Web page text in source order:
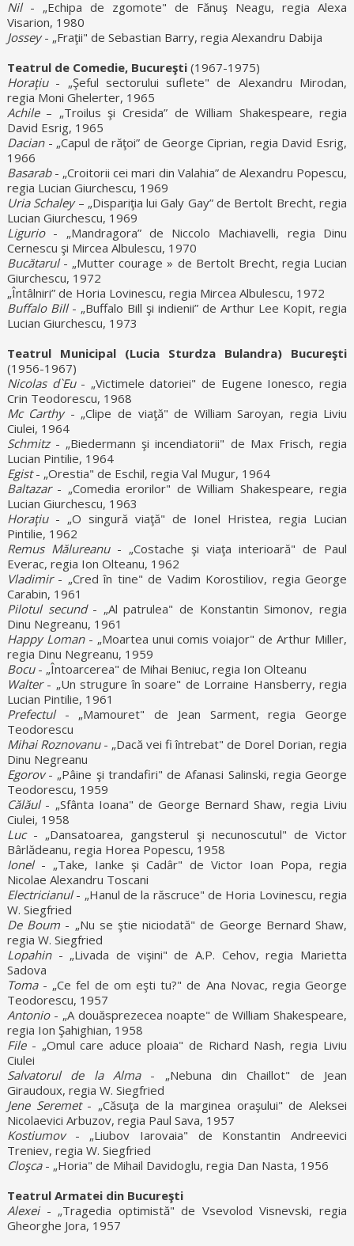
Nil- „Echipa de zgomote" de Fănuş Neagu, regia Alexa
Visarion, 1980
Jossey- „Fraţii" de Sebastian Barry, regia Alexandru Dabija
Teatrul de Comedie, Bucureşti(1967-1975)
Horaţiu- „Şeful sectorului suflete" de Alexandru Mirodan,
regia Moni Ghelerter, 1965
Achile– „Troilus şi Cresida” de William Shakespeare, regia
David Esrig, 1965
Dacian- „Capul de răţoi” de George Ciprian, regia David Esrig,
1966
Basarab- „Croitorii cei mari din Valahia” de Alexandru Popescu,
regia Lucian Giurchescu, 1969
Uria Schaley– „Dispariţia lui Galy Gay” de Bertolt Brecht, regia
Lucian Giurchescu, 1969
Ligurio- „Mandragora” de Niccolo Machiavelli, regia Dinu
Cernescu şi Mircea Albulescu, 1970
Bucătarul- „Mutter courage » de Bertolt Brecht, regia Lucian
Giurchescu, 1972
„Întâlniri” de Horia Lovinescu, regia Mircea Albulescu, 1972
Buffalo Bill- „Buffalo Bill şi indienii” de Arthur Lee Kopit, regia
Lucian Giurchescu, 1973
Teatrul Municipal (Lucia Sturdza Bulandra) Bucureşti
(1956-1967)
Nicolas d`Eu- „Victimele datoriei" de Eugene Ionesco, regia
Crin Teodorescu, 1968
Mc Carthy- „Clipe de viaţă" de William Saroyan, regia Liviu
Ciulei, 1964
Schmitz- „Biedermann şi incendiatorii" de Max Frisch, regia
Lucian Pintilie, 1964
Egist- „Orestia" de Eschil, regia Val Mugur, 1964
Baltazar- „Comedia erorilor" de William Shakespeare, regia
Lucian Giurchescu, 1963
Horaţiu- „O singură viaţă" de Ionel Hristea, regia Lucian
Pintilie, 1962
Remus Mălureanu- „Costache şi viaţa interioară" de Paul
Everac, regia Ion Olteanu, 1962
Vladimir- „Cred în tine" de Vadim Korostiliov, regia George
Carabin, 1961
Pilotul secund- „Al patrulea" de Konstantin Simonov, regia
Dinu Negreanu, 1961
Happy Loman- „Moartea unui comis voiajor" de Arthur Miller,
regia Dinu Negreanu, 1959
Bocu- „Întoarcerea" de Mihai Beniuc, regia Ion Olteanu
Walter- „Un strugure în soare" de Lorraine Hansberry, regia
Lucian Pintilie, 1961
Prefectul- „Mamouret" de Jean Sarment, regia George
Teodorescu
Mihai Roznovanu- „Dacă vei fi întrebat" de Dorel Dorian, regia
Dinu Negreanu
Egorov- „Pâine şi trandafiri" de Afanasi Salinski, regia George
Teodorescu, 1959
Călăul- „Sfânta Ioana" de George Bernard Shaw, regia Liviu
Ciulei, 1958
Luc- „Dansatoarea, gangsterul şi necunoscutul" de Victor
Bârlădeanu, regia Horea Popescu, 1958
Ionel- „Take, Ianke şi Cadâr" de Victor Ioan Popa, regia
Nicolae Alexandru Toscani
Electricianul- „Hanul de la răscruce" de Horia Lovinescu, regia
W. Siegfried
De Boum - „Nu se ştie niciodată" de George Bernard Shaw,
regia W. Siegfried
Lopahin- „Livada de vişini" de A.P. Cehov, regia Marietta
Sadova
Toma- „Ce fel de om eşti tu?" de Ana Novac, regia George
Teodorescu, 1957
Antonio- „A douăsprezecea noapte" de William Shakespeare,
regia Ion Şahighian, 1958
File- „Omul care aduce ploaia" de Richard Nash, regia Liviu
Ciulei
Salvatorul de la Alma- „Nebuna din Chaillot" de Jean
Giraudoux, regia W. Siegfried
Jene Seremet- „Căsuţa de la marginea oraşului" de Aleksei
Nicolaevici Arbuzov, regia Paul Sava, 1957
Kostiumov- „Liubov Iarovaia" de Konstantin Andreevici
Treniev, regia W. Siegfried
Cloşca- „Horia" de Mihail Davidoglu, regia Dan Nasta, 1956
Teatrul Armatei din Bucureşti
Alexei- „Tragedia optimistă" de Vsevolod Visnevski, regia
Gheorghe Jora, 1957